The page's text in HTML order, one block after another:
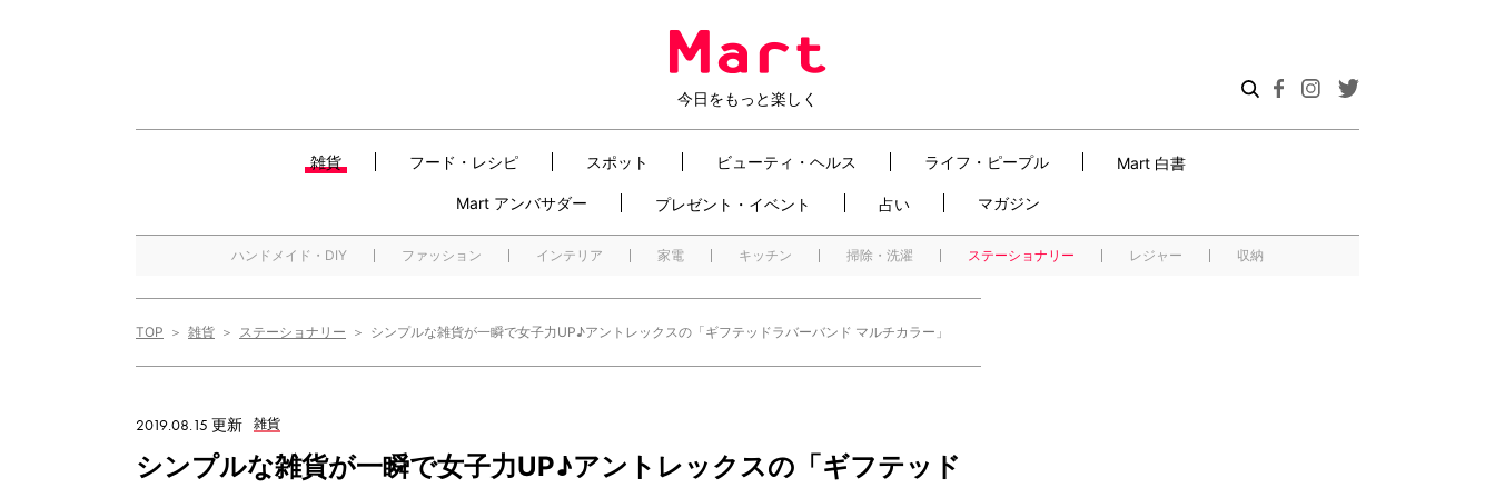
今日をもっと楽しく
雑貨 フード・レシピ スポット ビューティ・ヘルス ライフ・ピープル Mart 白書
Mart アンバサダー プレゼント・イベント 占い マガジン
ハンドメイド・DIY ファッション インテリア 家電 キッチン 掃除・洗濯 ステーショナリー レジャー 収納
TOP 雑貨 ステーショナリー シンプルな雑貨が一瞬で女子力UP♪アントレックスの「ギフテッドラバーバンド マルチカラー」
2019.08.15 更新 雑貨
シンプルな雑貨が一瞬で女子力UP♪アントレックスの「ギフテッド